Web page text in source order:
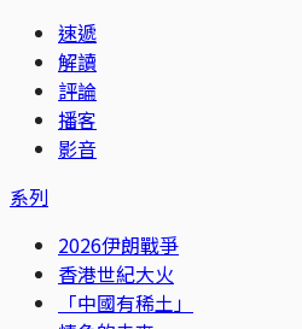
速遞
解讀
評論
播客
影音
系列
2026伊朗戰爭
香港世紀大火
「中國有稀土」